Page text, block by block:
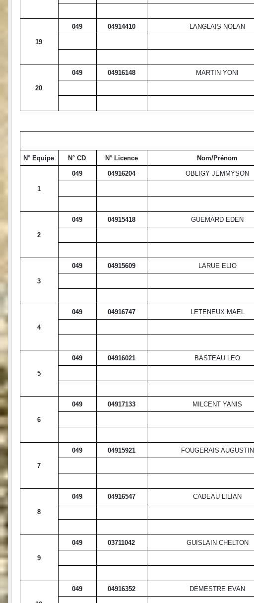
19
049 04914410 LANGLAIS NOLAN
20
049 04916148 MARTIN YONI
N° Equipe N° CD N° Licence Nom/Prénom
1
049 04916204 OBLIGY JEMMYSON
2
049 04915418 GUEMARD EDEN
3
049 04915609 LARUE ELIO
4
049 04916747 LETENEUX MAEL
5
049 04916021 BASTEAU LEO
6
049 04917133 MILCENT YANIS
7
049 04915921 FOUGERAIS AUGUSTIN
8
049 04916547 CADEAU LILIAN
9
049 03711042 GUISLAIN CHELTON
049 04916352 DEMESTRE EVAN